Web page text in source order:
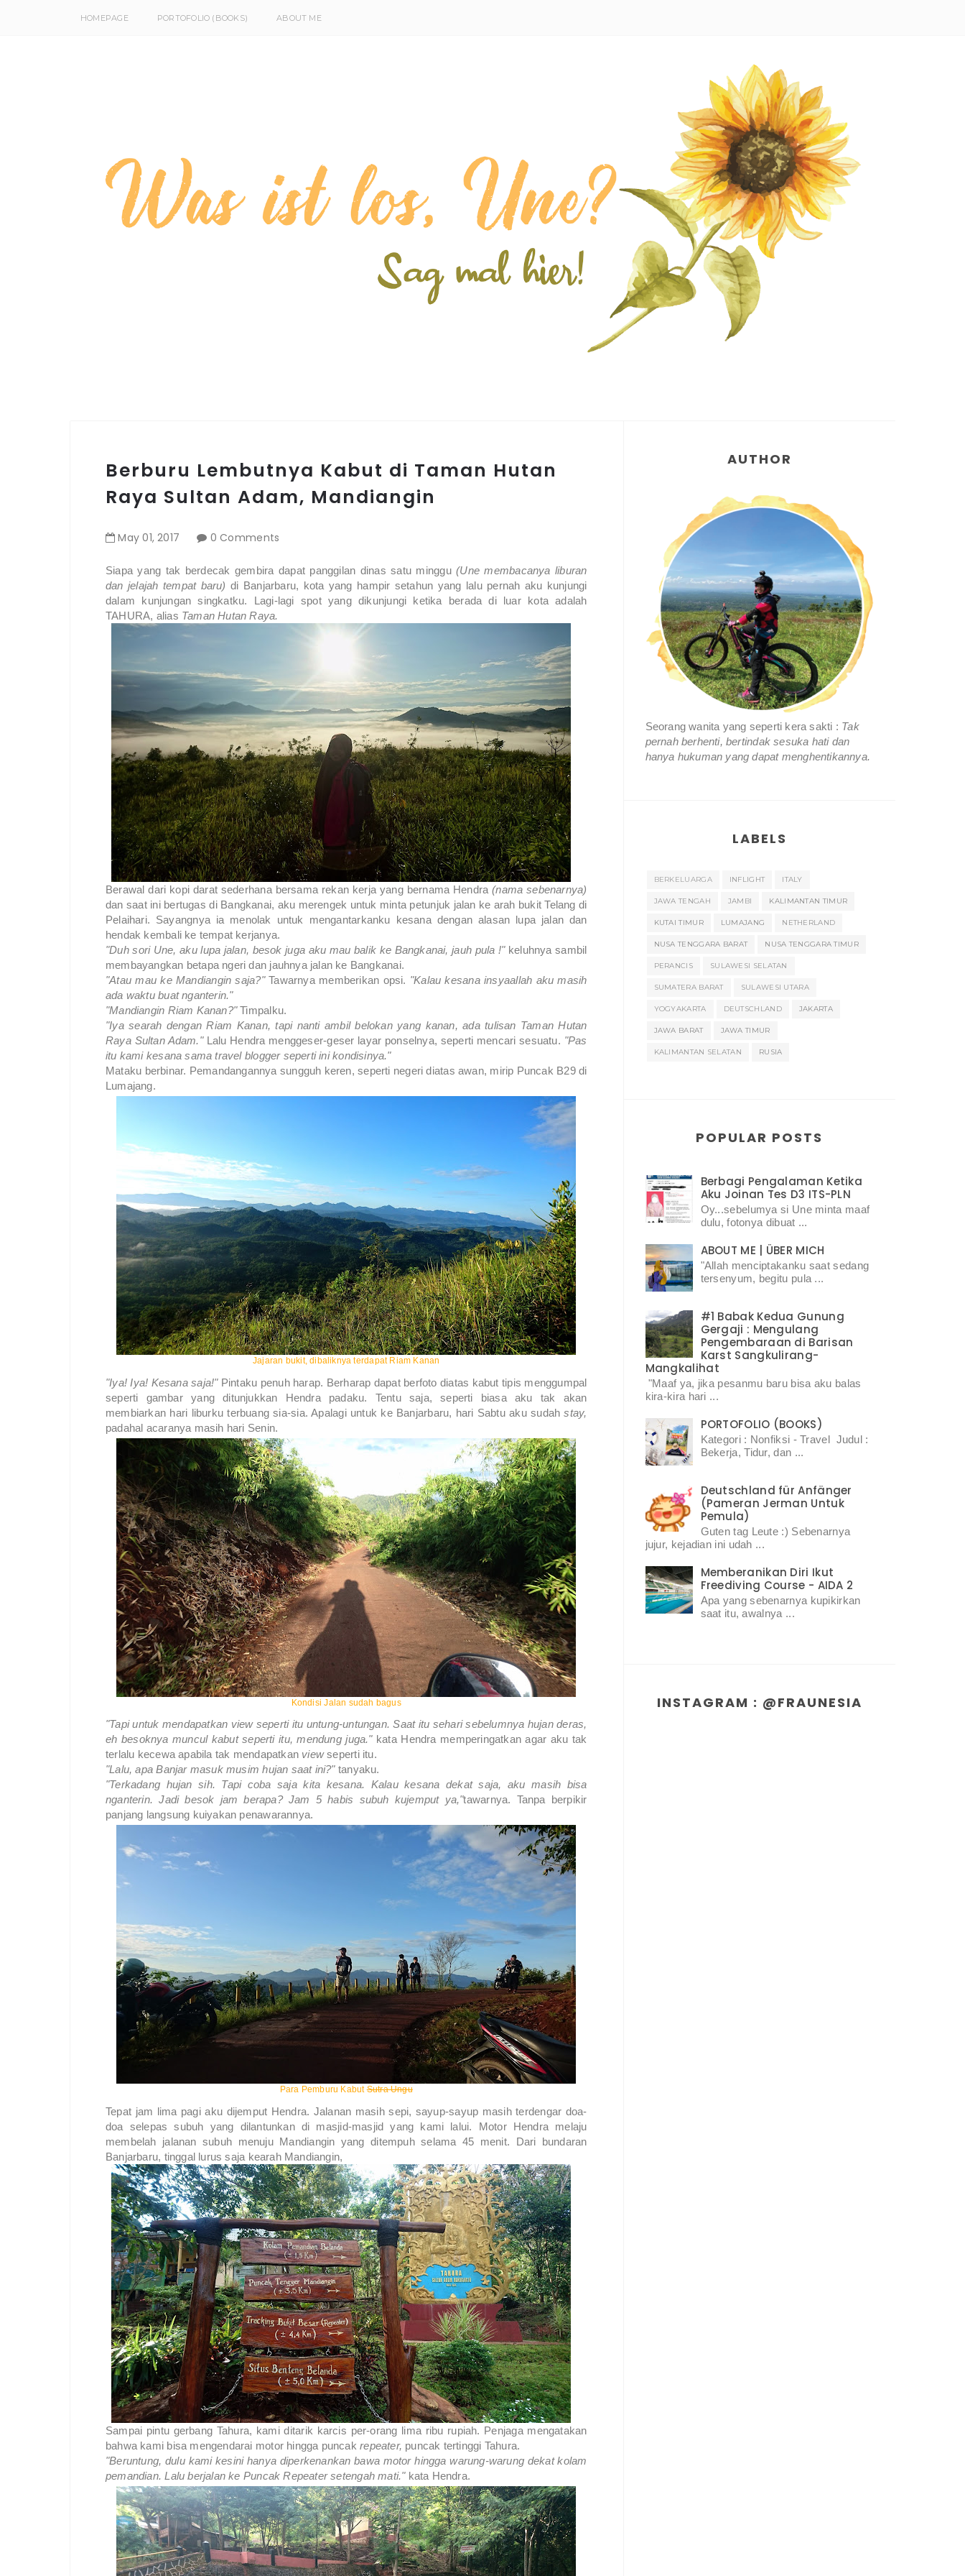
HOMEPAGE PORTOFOLIO (BOOKS) ABOUT ME
Berburu Lembutnya Kabut di Taman Hutan
Raya Sultan Adam, Mandiangin
May 01,2017 0 Comments
Siapa yang tak berdecak gembira dapat panggilan dinas satu minggu(Une membacanya liburan
dan jelajah tempat baru) di Banjarbaru, kota yang hampir setahun yang lalu pernah aku kunjungi
dalam kunjungan singkatku. Lagi-lagi spot yang dikunjungi ketika berada di luar kota adalah
TAHURA, alias Taman Hutan Raya.
Berawal dari kopi darat sederhana bersama rekan kerja yang bernama Hendra(nama sebenarnya)
dan saat ini bertugas di Bangkanai, aku merengek untuk minta petunjuk jalan ke arah bukit Telang di
Pelaihari. Sayangnya ia menolak untuk mengantarkanku kesana dengan alasan lupa jalan dan
hendak kembali ke tempat kerjanya.
"Duh sori Une, aku lupa jalan, besok juga aku mau balik ke Bangkanai, jauh pula !" keluhnya sambil
membayangkan betapa ngeri dan jauhnya jalan ke Bangkanai.
"Atau mau ke Mandiangin saja?"Tawarnya memberikan opsi. "Kalau kesana insyaallah aku masih
ada waktu buat nganterin."
"Mandiangin Riam Kanan?"Timpalku.
"Iya searah dengan Riam Kanan, tapi nanti ambil belokan yang kanan, ada tulisan Taman Hutan
Raya Sultan Adam."Lalu Hendra menggeser-geser layar ponselnya, seperti mencari sesuatu. "Pas
itu kami kesana sama travel blogger seperti ini kondisinya."
Mataku berbinar. Pemandangannya sungguh keren, seperti negeri diatas awan, mirip Puncak B29 di
Lumajang.
Jajaran bukit, dibaliknya terdapat Riam Kanan
"Iya! Iya! Kesana saja!"Pintaku penuh harap. Berharap dapat berfoto diatas kabut tipis menggumpal
seperti gambar yang ditunjukkan Hendra padaku. Tentu saja, seperti biasa aku tak akan
membiarkan hari liburku terbuang sia-sia. Apalagi untuk ke Banjarbaru, hari Sabtu aku sudahstay,
padahal acaranya masih hari Senin.
Kondisi Jalan sudah bagus
"Tapi untuk mendapatkan view seperti itu untung-untungan. Saat itu sehari sebelumnya hujan deras,
eh besoknya muncul kabut seperti itu, mendung juga." kata Hendra memperingatkan agar aku tak
terlalu kecewa apabila tak mendapatkan viewseperti itu.
"Lalu, apa Banjar masuk musim hujan saat ini?"tanyaku.
"Terkadang hujan sih. Tapi coba saja kita kesana. Kalau kesana dekat saja, aku masih bisa
nganterin. Jadi besok jam berapa? Jam 5 habis subuh kujemput ya,"tawarnya. Tanpa berpikir
panjang langsung kuiyakan penawarannya.
Para Pemburu KabutSutra Ungu
Tepat jam lima pagi aku dijemput Hendra. Jalanan masih sepi, sayup-sayup masih terdengar doa-
doa selepas subuh yang dilantunkan di masjid-masjid yang kami lalui. Motor Hendra melaju
membelah jalanan subuh menuju Mandiangin yang ditempuh selama 45 menit. Dari bundaran
Banjarbaru, tinggal lurus saja kearah Mandiangin,
Sampai pintu gerbang Tahura, kami ditarik karcis per-orang lima ribu rupiah. Penjaga mengatakan
bahwa kami bisa mengendarai motor hingga puncak repeater, puncak tertinggi Tahura.
"Beruntung, dulu kami kesini hanya diperkenankan bawa motor hingga warung-warung dekat kolam
pemandian. Lalu berjalan ke Puncak Repeater setengah mati."kata Hendra.
AUTHOR
Seorang wanita yang seperti kera sakti : Tak
pernah berhenti, bertindak sesuka hati dan
hanya hukuman yang dapat menghentikannya.
LABELS
BERKELUARGA INFLIGHT ITALY
JAWA TENGAH JAMBI KALIMANTAN TIMUR
KUTAI TIMUR LUMAJANG NETHERLAND
NUSA TENGGARA BARAT NUSA TENGGARA TIMUR
PERANCIS SULAWESI SELATAN
SUMATERA BARAT SULAWESI UTARA
YOGYAKARTA DEUTSCHLAND JAKARTA
JAWA BARAT JAWA TIMUR
KALIMANTAN SELATAN RUSIA
POPULAR POSTS
Berbagi Pengalaman Ketika
Aku Joinan Tes D3 ITS-PLN
Oy...sebelumya si Une minta maaf
dulu, fotonya dibuat ...
ABOUT ME | ÜBER MICH
"Allah menciptakanku saat sedang
tersenyum, begitu pula ...
#1 Babak Kedua Gunung
Gergaji : Mengulang
Pengembaraan di Barisan
Karst Sangkulirang-
Mangkalihat
"Maaf ya, jika pesanmu baru bisa aku balas
kira-kira hari ...
PORTOFOLIO (BOOKS)
Kategori : Nonfiksi - Travel Judul :
Bekerja, Tidur, dan ...
Deutschland für Anfänger
(Pameran Jerman Untuk
Pemula)
Guten tag Leute :) Sebenarnya
jujur, kejadian ini udah ...
Memberanikan Diri Ikut
Freediving Course - AIDA 2
Apa yang sebenarnya kupikirkan
saat itu, awalnya ...
INSTAGRAM : @FRAUNESIA